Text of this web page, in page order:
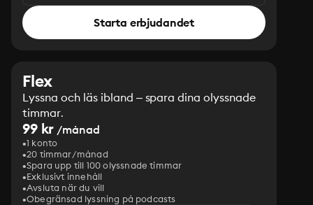
Starta erbjudandet
Flex
Lyssna och läs ibland – spara dina olyssnade
timmar.
99 kr /månad
1 konto
20 timmar/månad
Spara upp till 100 olyssnade timmar
Exklusivt innehåll
Avsluta när du vill
Obegränsad lyssning på podcasts